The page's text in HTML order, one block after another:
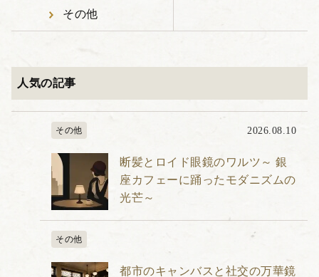
その他
人気の記事
その他 2026.08.10
断髪とロイド眼鏡のワルツ～ 銀
座カフェーに踊ったモダニズムの
光芒～
その他
都市のキャンバスと社交の万華鏡